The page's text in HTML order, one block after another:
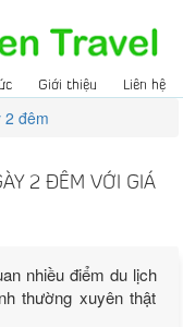
Giới thiệu Liên hệ
2 đêm
2 ĐÊM VỚI GIÁ
nhiều điểm du lịch
thường xuyên thật